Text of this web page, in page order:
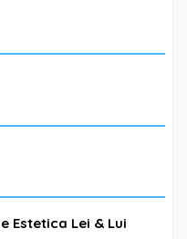
Estetica Lei & Lui